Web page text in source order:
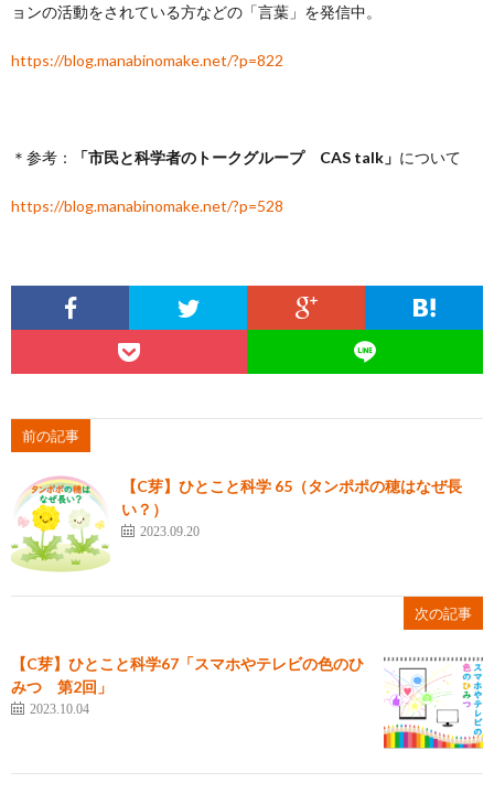
ョンの活動をされている方などの「言葉」を発信中。
https://blog.manabinomake.net/?p=822
＊参考： 「市民と科学者のトークグループ CAS talk」 について
https://blog.manabinomake.net/?p=528
前の記事
【C芽】ひとこと科学 65（タンポポの穂はなぜ長
い？）
2023.09.20
次の記事
【C芽】ひとこと科学67「スマホやテレビの色のひ
みつ 第2回」
2023.10.04